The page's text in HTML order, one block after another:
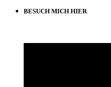
BESUCH MICH HIER